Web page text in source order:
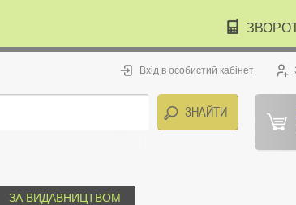
Вхід в особистий кабінет
ЗА ВИДАВНИЦТВОМ